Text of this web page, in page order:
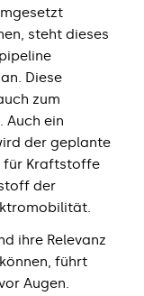
steht dieses
Diese
zum
Auch ein
der geplante
für Kraftstoffe
der
ihre Relevanz
führt
Augen.